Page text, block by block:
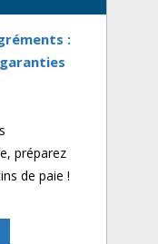
:
préparez
de paie !